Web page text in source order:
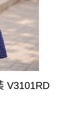
Pink* 甜美幾何學圖案抓皺袖洋裝 V3101RD